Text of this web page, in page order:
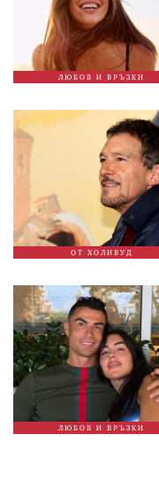
ЛЮБОВ И ВРЪЗКИ
ОТ ХОЛИВУД
ЛЮБОВ И ВРЪЗКИ